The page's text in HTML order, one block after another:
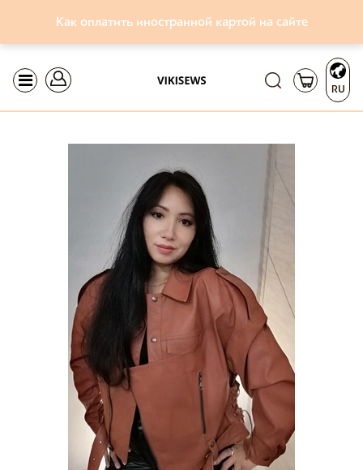
Как оплатить иностранной картой на сайте
RU